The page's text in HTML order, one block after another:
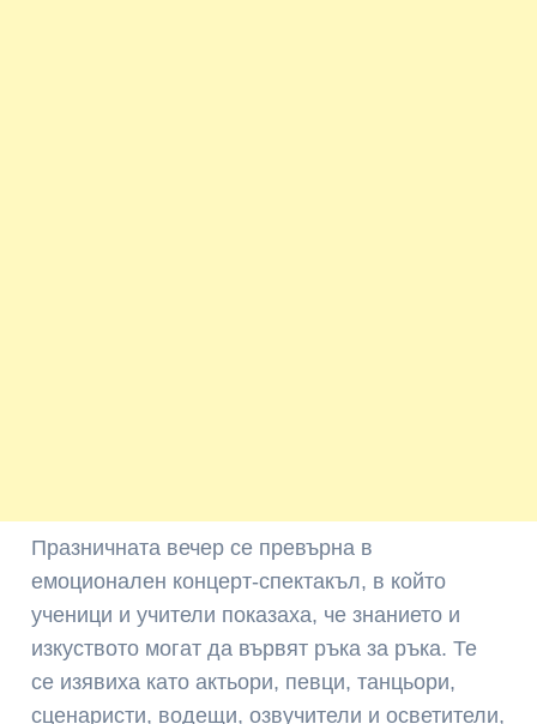
Празничната вечер се превърна в
емоционален концерт-спектакъл, в който
ученици и учители показаха, че знанието и
изкуството могат да вървят ръка за ръка. Те
се изявиха като актьори, певци, танцьори,
сценаристи, водещи, озвучители и осветители,